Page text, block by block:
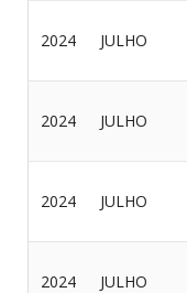
2024 JULHO
2024 JULHO
2024 JULHO
2024 JULHO